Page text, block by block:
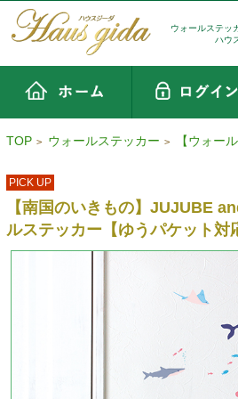
ウォールステッ
ハウ
TOP > ウォールステッカー > 【ウォー
PICK UP
【南国のいきもの】JUJUBE
ルステッカー【ゆうパケット対